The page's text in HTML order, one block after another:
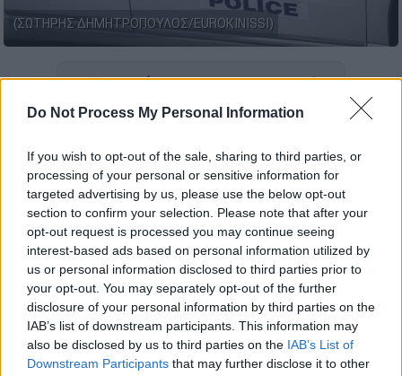
Do Not Process My Personal Information
If you wish to opt-out of the sale, sharing to third parties, or
processing of your personal or sensitive information for
targeted advertising by us, please use the below opt-out
section to confirm your selection. Please note that after your
opt-out request is processed you may continue seeing
interest-based ads based on personal information utilized by
us or personal information disclosed to third parties prior to
your opt-out. You may separately opt-out of the further
disclosure of your personal information by third parties on the
IAB’s list of downstream participants. This information may
also be disclosed by us to third parties on the IAB’s List of
Downstream Participants that may further disclose it to other
(ΣΩΤΗΡΗΣ ΔΗΜΗΤΡΟΠΟΥΛΟΣ/EUROKINISSI)
Προσθέστε το ΕΘΝΟΣ στη Google
ενδοοικογενειακή βία, παράβαση των
νομοθεσιών για τα προσωπικά δεδομένα,
περί ναρκωτικών και περί όπλων κατόπιν
καταγγελίας της συζύγου του.
Η σύζυγος του το βράδυ της Τετάρτης
προσήλθε στο ΑΤ και κατήγγειλε ότι της
ασκούσελεκτική και ψυχολογική βία.
ΔΙΑΒΑΣΤΕ ΕΠΙΣΗΣ